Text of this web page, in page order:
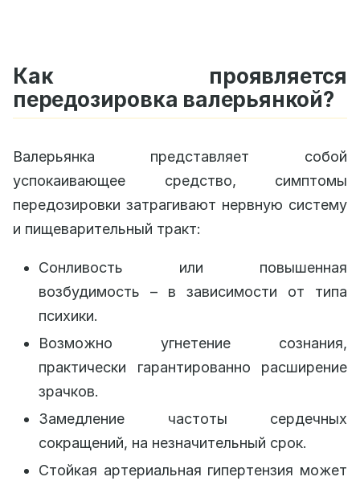
Как проявляется
передозировка валерьянкой?
Валерьянка представляет собой
успокаивающее средство, симптомы
передозировки затрагивают нервную систему
и пищеварительный тракт:
Сонливость или повышенная
возбудимость – в зависимости от типа
психики.
Возможно угнетение сознания,
практически гарантированно расширение
зрачков.
Замедление частоты сердечных
сокращений, на незначительный срок.
Стойкая артериальная гипертензия может